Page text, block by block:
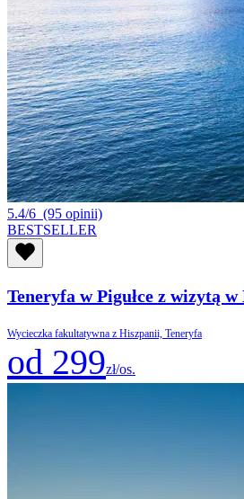
5.4/6 (95 opinii)
BESTSELLER
Teneryfa w Pigułce z wizytą
Wycieczka fakultatywna z Hiszpanii, Teneryfa
od 299zł/os.